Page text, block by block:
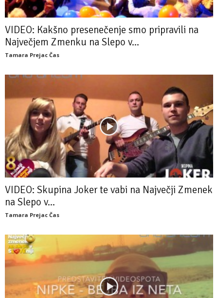
VIDEO: Kakšno presenečenje smo pripravili na
Največjem Zmenku na Slepo v...
Tamara Prejac Čas
VIDEO: Skupina Joker te vabi na Največji Zmenek
na Slepo v...
Tamara Prejac Čas